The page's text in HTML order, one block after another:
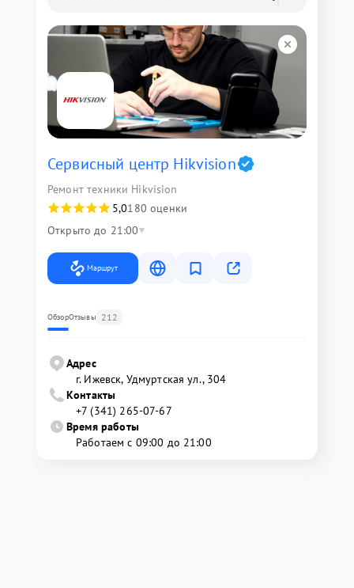
Сервисный центр Hikvision
Ремонт техники Hikvision
5,0180 оценки
Открыто до 21:00
Маршрут
ОбзорОтзывы 212
Адрес
г. Ижевск, Удмуртская ул., 304
Контакты
+7 (341) 265-07-67
Время работы
Работаем с 09:00 до 21:00